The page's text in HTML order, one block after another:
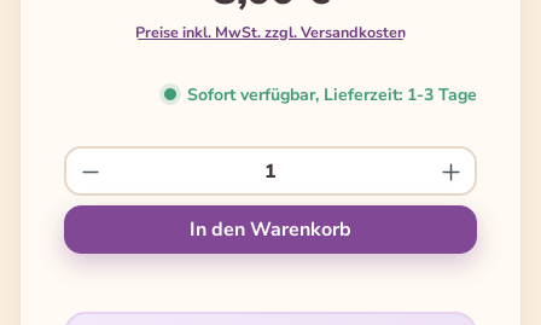
Preise inkl. MwSt. zzgl. Versandkosten
Sofort verfügbar, Lieferzeit: 1-3 Tage
Produkt Anzahl: Gib den gewünschten
In den Warenkorb